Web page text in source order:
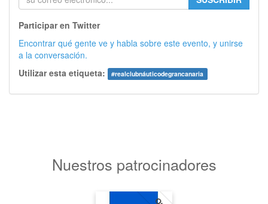
Participar en Twitter
Encontrar qué gente ve y habla sobre este evento, y unirse
a la conversación.
Utilizar esta etiqueta:
#realclubnáuticodegrancanaria
Nuestros patrocinadores